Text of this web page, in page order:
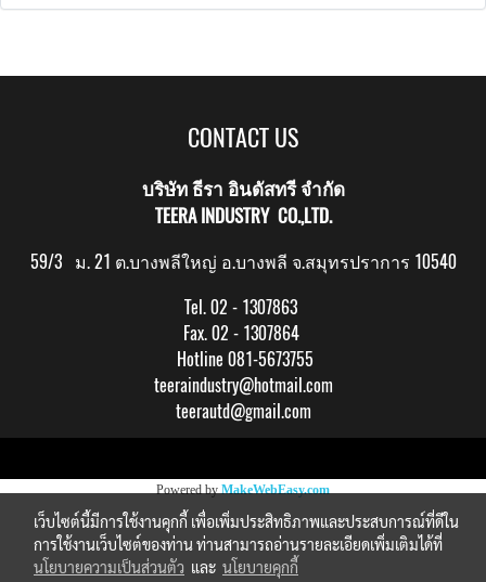
CONTACT US
บริษัท ธีรา อินดัสทรี จำกัด
TEERA INDUSTRY CO.,LTD.
59/3 ม. 21 ต.บางพลีใหญ่ อ.บางพลี จ.สมุทรปราการ 10540
Tel. 02 - 1307863
Fax. 02 - 1307864
Hotline 081-5673755
teeraindustry@hotmail.com
teerautd@gmail.com
Powered byMakeWebEasy.com
เว็บไซต์นี้มีการใช้งานคุกกี้ เพื่อเพิ่มประสิทธิภาพและประสบการณ์ที่ดีใน
การใช้งานเว็บไซต์ของท่าน ท่านสามารถอ่านรายละเอียดเพิ่มเติมได้ที่
นโยบายความเป็นส่วนตัว และ นโยบายคุกกี้